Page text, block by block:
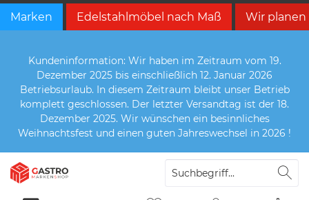
Marken Edelstahlmöbel nach Maß Wir planen
Kundeninformation: Wir haben im Zeitraum vom 19.
Dezember 2025 bis einschließlich 12. Januar 2026
Betriebsurlaub. In diesem Zeitraum bleibt unser Betrieb
komplett geschlossen. Der letzter Versandtag ist der 18.
Dezember 2025. Wir wünschen ein besinnliches
Weihnachtsfest und einen guten Jahreswechsel in 2026 !